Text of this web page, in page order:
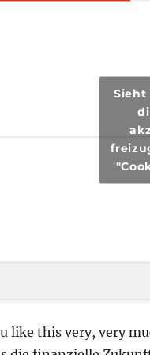
Sieht
like this very, very